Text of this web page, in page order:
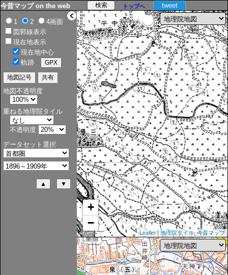
> tweet
今昔マップ on the web トップへ
+
−
Leaflet | 地理院タイル,今昔マップ
1 2
4画面
図郭線表示
現在地表示
現在地中心
軌跡
地図不透明度
重ねる地理院タイル
不透明度
データセット選択